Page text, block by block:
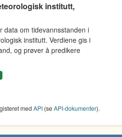
institutt,
data om tidevannsstanden i
institutt. Verdiene gis i
og prøver å predikere
med API (seAPI-dokumenter).